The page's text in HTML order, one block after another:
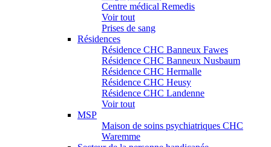
Centre médical Remedis
Voir tout
Prises de sang
Résidences
Résidence CHC Banneux Fawes
Résidence CHC Banneux Nusbaum
Résidence CHC Hermalle
Résidence CHC Heusy
Résidence CHC Landenne
Voir tout
MSP
Maison de soins psychiatriques CHC
Waremme